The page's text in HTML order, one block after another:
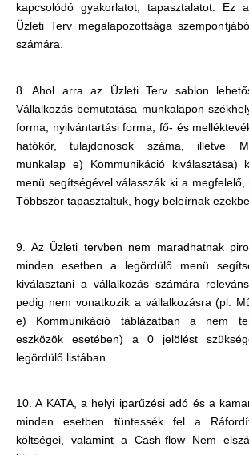
kapcsolódó gyakorlatot, tapasztalatot. Ez
Üzleti Terv megalapozottsága
számára.
8. Ahol arra az Üzleti Terv sablon
Vállalkozás bemutatása munkalapon
forma, nyilvántartási forma, fő- és
hatókör, tulajdonosok száma, illetve
munkalap e) Kommunikáció kiválasztása)
menü segítségével válasszák ki a megfelelő,
Többször tapasztaltuk, hogy beleírnak
9. Az Üzleti tervben nem maradhatnak
minden esetben a legördülő menü
kiválasztani a vállalkozás számára
pedig nem vonatkozik a vállalkozásra (pl.
e) Kommunikáció táblázatban a nem
eszközök esetében) a 0 jelölést
legördülő listában.
10. A KATA, a helyi iparűzési adó és a
minden esetben tüntessék fel a
költségei, valamint a Cash-flow Nem